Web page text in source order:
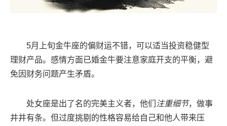
5月上旬金牛座的偏财运不错，可以适当投资稳健型
理财产品。感情方面已婚金牛要注意家庭开支的平衡，避
免因财务问题产生矛盾。
处女座是出了名的完美主义者，他们 注重细节，做事
井井有条。但过度挑剔的性格容易给自己和他人带来压